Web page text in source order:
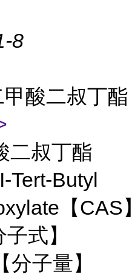
8
酸二叔丁酯
二叔丁酯
Tert-Butyl
【CAS
式】
子量】